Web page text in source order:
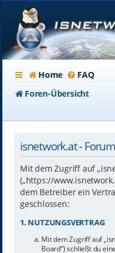
Home FAQ
Foren-Übersicht
isnetwork.at -
Mit dem Zugriff auf
(„https://
dem Betreiber ein
geschlossen:
1. NUTZUNGSVERTRAG
Mit dem Zugriff auf
Board“) schließt du